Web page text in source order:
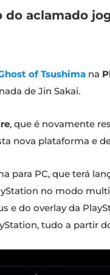
do aclamado
of Tsushima na
de Jin Sakai.
, que é novamente
nova plataforma e
para PC, que terá
no modo
e do overlay da
tudo a partir